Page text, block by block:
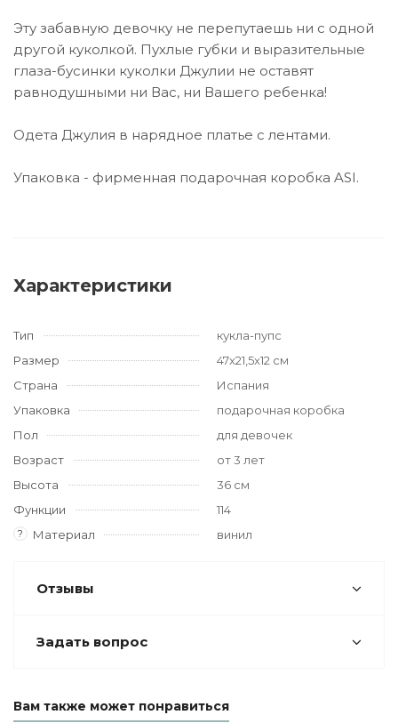
Эту забавную девочку не перепутаешь ни с одной
другой куколкой. Пухлые губки и выразительные
глаза-бусинки куколки Джулии не оставят
равнодушными ни Вас, ни Вашего ребенка!
Одета Джулия в нарядное платье с лентами.
Упаковка - фирменная подарочная коробка ASI.
Характеристики
Тип
кукла-пупс
Размер
47x21,5x12 см
Страна
Испания
Упаковка
подарочная коробка
Пол
для девочек
Возраст
от 3 лет
Высота
36 см
Функции
114
? Материал винил
Отзывы
Задать вопрос
Вам также может понравиться